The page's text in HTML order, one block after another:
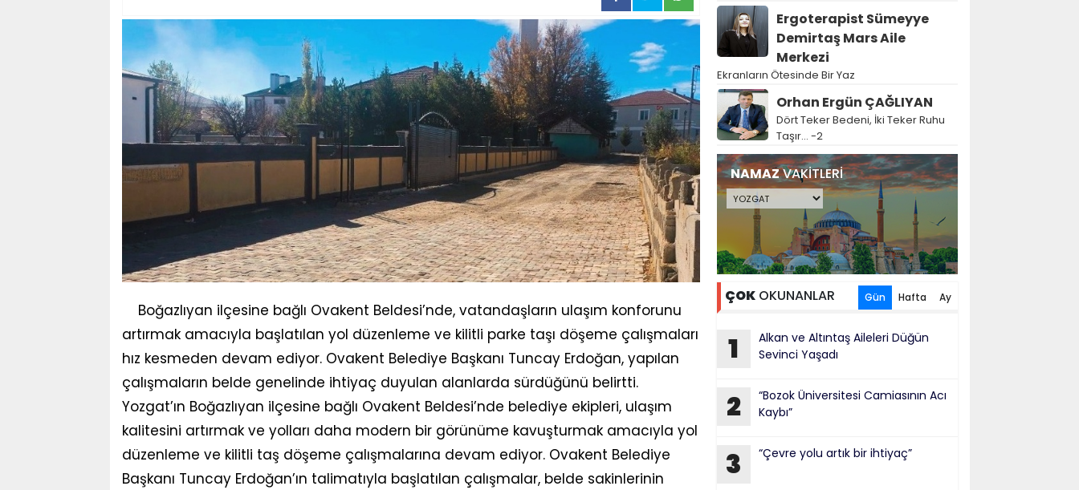
Boğazlıyan ilçesine bağlı Ovakent Beldesi’nde, vatandaşların ulaşım konforunu
artırmak amacıyla başlatılan yol düzenleme ve kilitli parke taşı döşeme çalışmaları
hız kesmeden devam ediyor. Ovakent Belediye Başkanı Tuncay Erdoğan, yapılan
çalışmaların belde genelinde ihtiyaç duyulan alanlarda sürdüğünü belirtti.
Yozgat’ın Boğazlıyan ilçesine bağlı Ovakent Beldesi’nde belediye ekipleri, ulaşım
kalitesini artırmak ve yolları daha modern bir görünüme kavuşturmak amacıyla yol
düzenleme ve kilitli taş döşeme çalışmalarına devam ediyor. Ovakent Belediye
Başkanı Tuncay Erdoğan’ın talimatıyla başlatılan çalışmalar, belde sakinlerinin
Ergoterapist Sümeyye
Demirtaş Mars Aile
Merkezi
Ekranların Ötesinde Bir Yaz
Orhan Ergün ÇAĞLIYAN
Dört Teker Bedeni, İki Teker Ruhu
Taşır… -2
NAMAZVAKİTLERİ
ÇOKOKUNANLAR Gün Hafta Ay
1
Alkan ve Altıntaş Aileleri Düğün
Sevinci Yaşadı
2
“Bozok Üniversitesi Camiasının Acı
Kaybı”
3 “Çevre yolu artık bir ihtiyaç”